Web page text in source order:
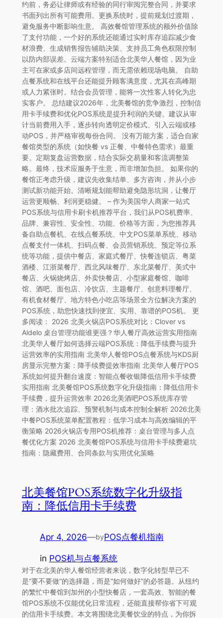
约前，务必让律师或有经验的同行审阅完整合同，并要求
书面列出所有可能费用。更换系统时，提前规划过渡期，
避免服务中断影响生意。 高效餐馆管理系统的额外价值除
了支付功能，一个好的系统还能通过实时库存追踪减少食
材浪费、生成销售报告辅助决策、支持员工角色权限控制
以防内部误差。云端方案特别适合北美华人餐馆，因为业
主可在家或多店间远程管理，而无需依赖现场电脑。 自助
点餐系统和在线平台还能提升顾客满意度，尤其在高峰期
或人力紧张时。结合会员管理，能将一次性客人转化为忠
实客户。 总结建议2026年，北美餐馆的竞争激烈，控制信
用卡手续费和优化POS系统是提升利润的关键。建议从审
计当前费用入手，逐步转向透明定价模式、引入云端或移
动POS，并严格审视每份合同。 没有万能方案，适合自家
餐馆类型的系统（如快餐 vs 正餐、中餐特色需求）最重
要。定期复盘运营数据，结合实际交易量和客流调整策
略。最终，技术应服务于生意，而非增加负担。 如果你的
餐馆正考虑升级，建议先收集结单、多方咨询，并从小步
测试新功能开始。清晰规划能帮助避免隐形坑洞，让餐厅
运营更顺畅、利润更稳健。 – 作为美国华人商家一站式
POS系统与信用卡刷卡机推荐平台，我们从POS机费率、
品牌、兼容性、安全性、功能、价格等方面，为您推荐具
备自助点餐机、在线点餐系统、中文POS菜单系统、移动
点餐支付一体机、扫码点餐、会员营销系统、预定等位系
统等功能，提供中餐店、家庭式餐厅、快餐连锁店、粤菜
酒楼、江浙菜餐厅、西北风味餐厅、东北菜餐厅、美式中
餐店、火锅烧烤店、外卖快餐店、小型家庭餐馆、咖啡
馆、酒吧、面包店、冷饮店、主题餐厅、创意料理餐厅、
有机食材餐厅、地方特色小吃店等场景全方位解决方案的
POS系统，助您快速找到便宜、实用、靠谱的POS机。 更
多阅读： 2026 北美火锅店POS系统对比：Clover vs
Aldelo 桌台管理功能谁更强？华人餐厅高效运营实用指南
北美华人餐厅如何选择云端POS系统：降低手续费与提升
运营效率的实用指南 北美华人餐馆POS点餐系统与KDS厨
房显示完整方案：降手续费提效率指南 北美华人餐厅POS
系统如何提升翻台速度：智能点餐收银降低信用卡手续费
实用指南 北美餐馆POS系统数字化升级指南：降低信用卡
手续费，提升运营效率 2026北美酒吧POS系统库存管
理：酒水批次追踪、预警机制与成本控制全解析 2026北美
中餐POS系统菜单配置教程：低学习成本与高效编辑的平
衡策略 2026火锅店专用POS机推荐：桌台管理与多人点
餐优化方案 2026 北美餐馆POS系统与信用卡手续费避坑
指南：隐藏费用、合同条款与实用优化策略
北美餐馆POS系统数字化升级指
南：降低信用卡手续费
Apr 4, 2026—byPOS点餐机指南
in POS机与点餐系统
对于在北美的华人餐馆经营者来说，数字化转型早已不
是“要不要做”的选择题，而是“如何做好”的必答题。从纽约
的繁忙中餐馆到加州的小型快餐店，一套高效、智能的餐
馆POS系统不仅能优化日常流程，还能直接帮你省下可观
的信用卡手续费。本文将围绕北美餐饮业的特点，为你拆